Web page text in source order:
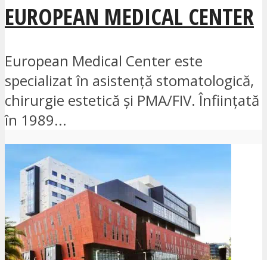
EUROPEAN MEDICAL CENTER
European Medical Center este
specializat în asistență stomatologică,
chirurgie estetică și PMA/FIV. Înființată
în 1989...